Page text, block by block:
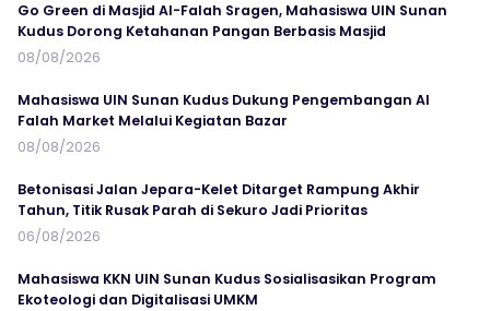
Go Green di Masjid Al-Falah Sragen, Mahasiswa UIN Sunan
Kudus Dorong Ketahanan Pangan Berbasis Masjid
08/08/2026
Mahasiswa UIN Sunan Kudus Dukung Pengembangan Al
Falah Market Melalui Kegiatan Bazar
08/08/2026
Betonisasi Jalan Jepara-Kelet Ditarget Rampung Akhir
Tahun, Titik Rusak Parah di Sekuro Jadi Prioritas
06/08/2026
Mahasiswa KKN UIN Sunan Kudus Sosialisasikan Program
Ekoteologi dan Digitalisasi UMKM